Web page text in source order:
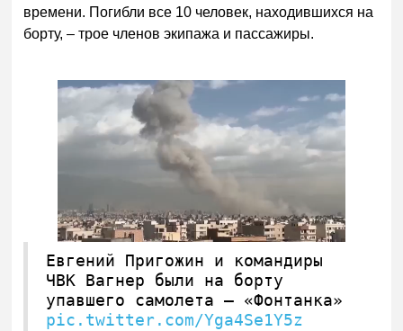
времени. Погибли все 10 человек, находившихся на
борту, – трое членов экипажа и пассажиры.
Евгений Пригожин и командиры
ЧВК Вагнер были на борту
упавшего самолета — «Фонтанка»
pic.twitter.com/Yga4Se1Y5z